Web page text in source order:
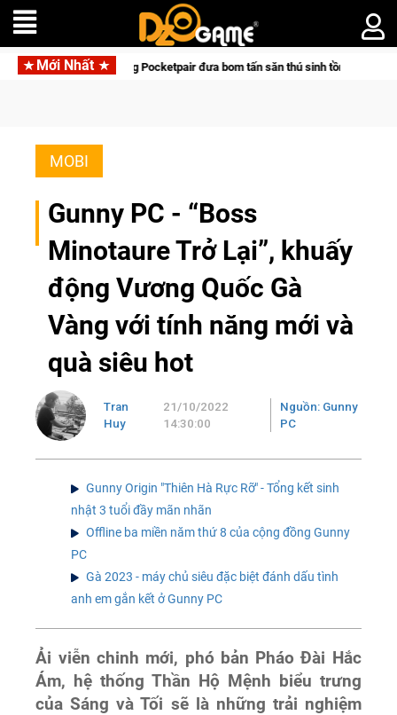
Mới Nhất
cùng Pocketpair đưa bom tấn săn thú sinh tồn lên di động với tên gọi
MOBI
Gunny PC - “Boss
Minotaure Trở Lại”, khuấy
động Vương Quốc Gà
Vàng với tính năng mới và
quà siêu hot
Tran
Huy
21/10/2022
14:30:00
Nguồn: Gunny
PC
Gunny Origin "Thiên Hà Rực Rỡ" - Tổng kết sinh
nhật 3 tuổi đầy mãn nhãn
Offline ba miền năm thứ 8 của cộng đồng Gunny
PC
Gà 2023 - máy chủ siêu đặc biệt đánh dấu tình
anh em gắn kết ở Gunny PC
Ải viễn chinh mới, phó bản Pháo Đài Hắc
Ám, hệ thống Thần Hộ Mệnh biểu trưng
của Sáng và Tối sẽ là những trải nghiệm